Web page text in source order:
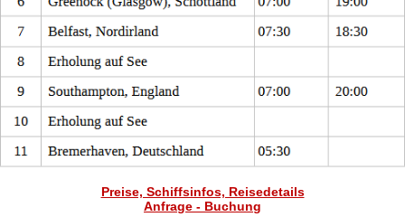
Preise, Schiffsinfos, Reisedetails
Anfrage - Buchung